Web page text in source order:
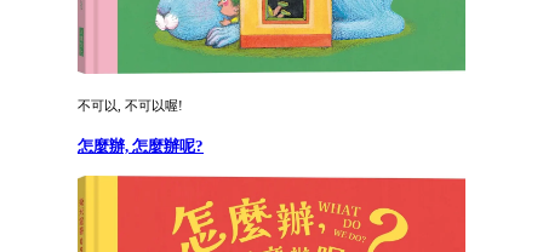
不可以, 不可以喔!
怎麼辦, 怎麼辦呢?